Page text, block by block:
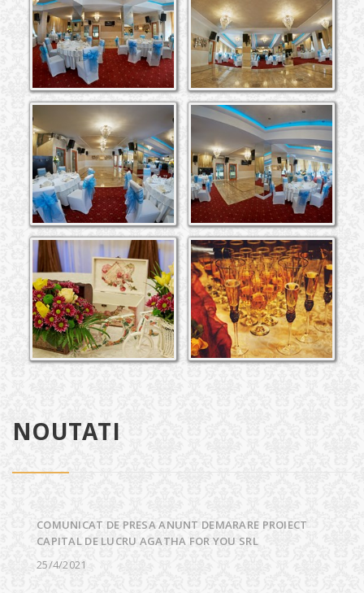
NOUTATI
COMUNICAT DE PRESA ANUNT DEMARARE PROIECT
CAPITAL DE LUCRU AGATHA FOR YOU SRL
25/4/2021